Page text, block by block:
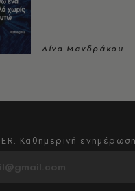
Λίνα Μανδράκου
Καθημερινή